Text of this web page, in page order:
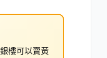
樓可以賣黃